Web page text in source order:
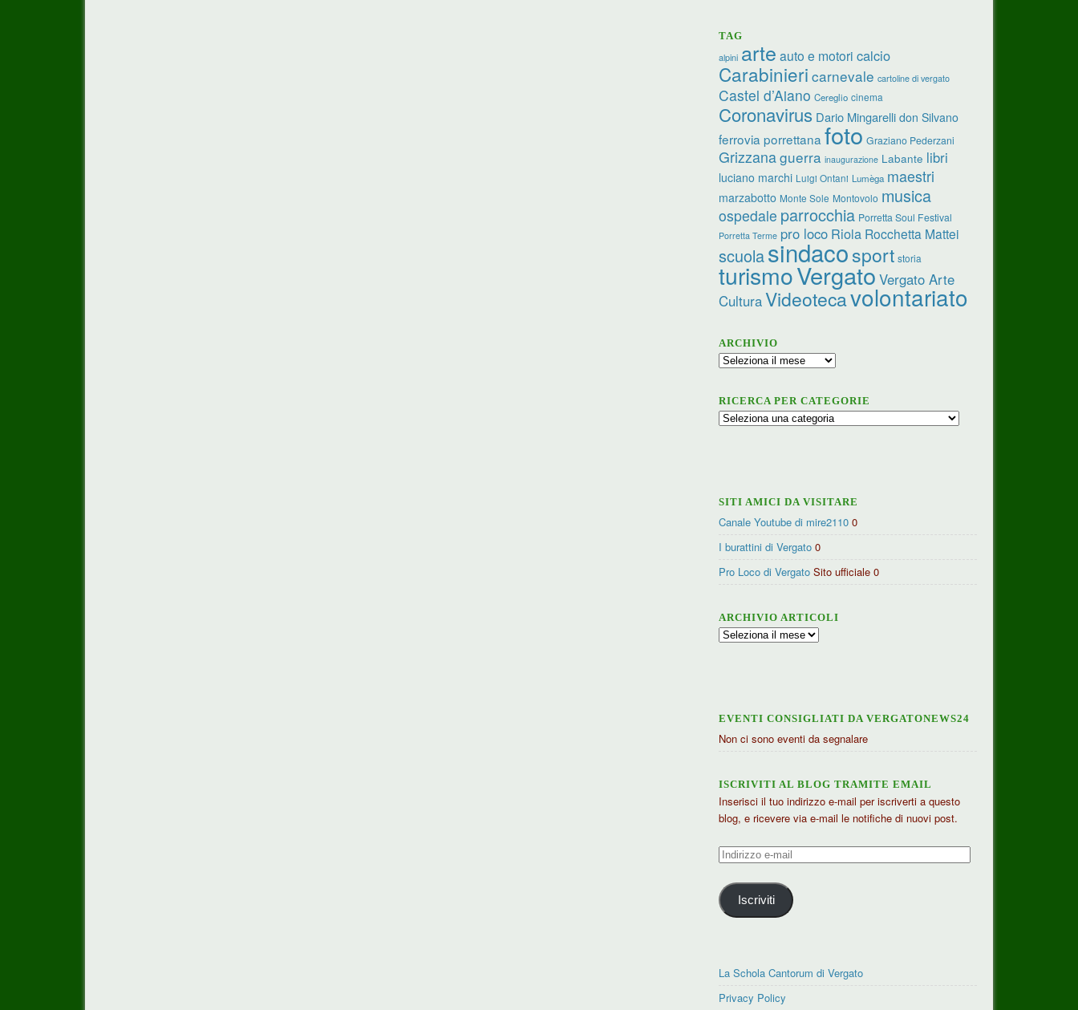
TAG
alpini arte auto e motori calcio
Carabinieri carnevale cartoline di vergato
Castel d’Aiano Cereglio cinema
Coronavirus Dario Mingarelli don Silvano
ferrovia porrettana foto Graziano Pederzani
Grizzanaguerra inaugurazione Labante libri
luciano marchi Luigi Ontani Lumèga maestri
marzabotto Monte Sole Montovolo musica
ospedale parrocchia Porretta Soul Festival
Porretta Terme pro loco Riola Rocchetta Mattei
scuolasindacosport storia
turismoVergato Vergato Arte
CulturaVideotecavolontariato
ARCHIVIO
Archivio
RICERCA PER CATEGORIE
Ricerca
SITI AMICI DA VISITARE
Canale Youtube di mire2110 0
I burattini di Vergato 0
Pro Loco di Vergato Sito ufficiale 0
ARCHIVIO ARTICOLI
Archivio
EVENTI CONSIGLIATI DA VERGATONEWS24
Non ci sono eventi da segnalare
ISCRIVITI AL BLOG TRAMITE EMAIL
Inserisci il tuo indirizzo e-mail per iscriverti a questo
blog, e ricevere via e-mail le notifiche di nuovi post.
Indirizzo
mail
Iscriviti
La Schola Cantorum di Vergato
Privacy Policy